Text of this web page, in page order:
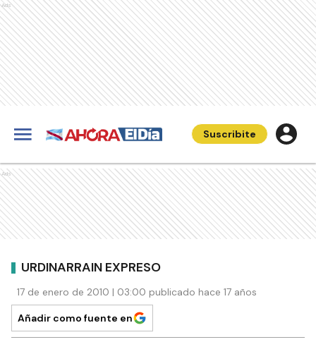
Ads
Suscribite
Ads
URDINARRAIN EXPRESO
17 de enero de 2010 | 03:00 publicado hace 17 años
Añadir como fuente en